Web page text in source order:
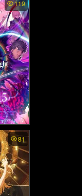
พาก
ท์: เวท
ามจอก
(2010)
119
ซับไท
เว่นส์ฟี
: สปริง
81